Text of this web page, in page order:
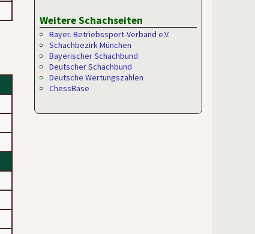
Weitere Schachseiten
Bayer. Betriebssport-Verband e.V.
Schachbezirk München
Bayerischer Schachbund
Deutscher Schachbund
Deutsche Wertungszahlen
ChessBase